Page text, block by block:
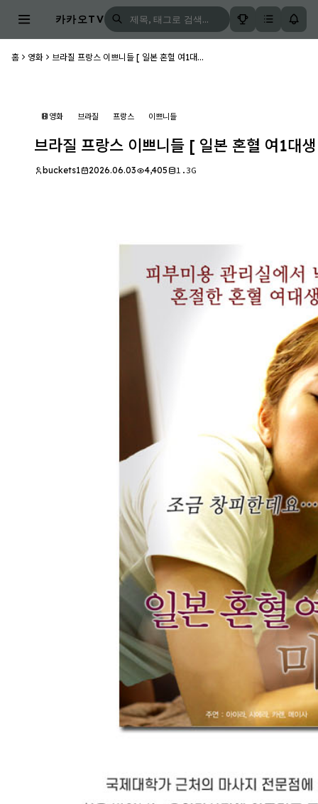
카카오TV
홈 영화 브라질 프랑스 이쁘니들 [ 일본 혼혈 여1대...
영화 브라질 프랑스 이쁘니들
브라질 프랑스 이쁘니들 [ 일본 혼혈 여1대
buckets1 2026.06.03 4,405 1.3G